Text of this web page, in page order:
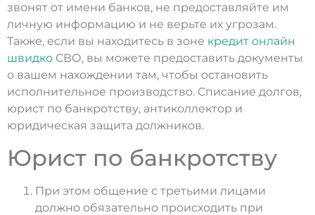
звонят от имени банков, не предоставляйте им
личную информацию и не верьте их угрозам.
Также, если вы находитесь в зоне кредит онлайн
швидко СВО, вы можете предоставить документы
о вашем нахождении там, чтобы остановить
исполнительное производство. Списание долгов,
юрист по банкротству, антиколлектор и
юридическая защита должников.
Юрист по банкротству
При этом общение с третьими лицами
должно обязательно происходить при